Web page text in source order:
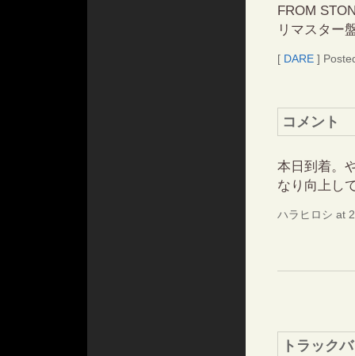
FROM
リマスター
[ DARE ]
コメント
本日到着。
なり向上し
ハラヒロシ at
トラック